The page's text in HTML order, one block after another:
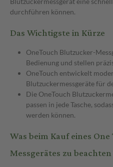
durchführen können.
Das Wichtigste in Kürze
OneTouch Blutzucker-
Bedienung und stellen
OneTouch entwickelt
Blutzuckermessgeräte für
Die OneTouch
passen in jede Tasche,
werden können.
Was beim Kauf eines
Messgerätes zu